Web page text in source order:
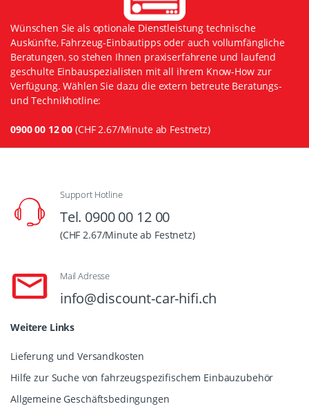
Wünschen Sie als optionale Dienstleistung technische
Auskünfte, Fahrzeug-Einbautipps oder auch vollumfängliche
Beratungen, so stehen Ihnen praxiserfahrene und laufend
geschulte Einbauspezialisten mit all ihrem Know-How zur
Verfügung. Wählen Sie dazu die extern betreute Beratungs-
und Technikhotline:
0900 00 12 00 (CHF 2.67/Minute ab Festnetz)
Support Hotline
Tel. 0900 00 12 00
(CHF 2.67/Minute ab Festnetz)
Mail Adresse
info@discount-car-hifi.ch
Weitere Links
Lieferung und Versandkosten
Hilfe zur Suche von fahrzeugspezifischem Einbauzubehör
Allgemeine Geschäftsbedingungen